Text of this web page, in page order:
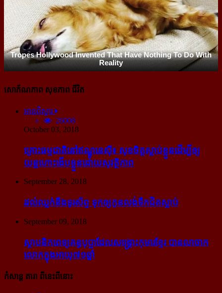
សោភ័ណភាព សុខភាព ជីវិត
អានពិស្ដារ
26008
October 03, 2018
គ្រោះធម្មជាតិនៅឥណ្ឌូនេស៊ី៖ សុខចិត្ត​ស្លាប់​ខ្លួន​ដើម្បី​ឲ្យ​
យន្ដហោះ​ងើប​ខ្លួន​ដោយ​សុវត្ថិភាព
September 28, 2018
រវល់​ឈ្លក់​នឹង​ទូរស័ព្ទ ទុក​ឲ្យ​កូន​លង់​ទឹក​ជិត​ស្លាប់
September 09, 2018
ស្ថាបនិក​ពេទ្យ​គន្ធបុប្ផា​ដែល​សង្គ្រោះ​កុមារ​ខ្មែរ​ បាន​លាចាក​
លោក​ក្នុង​អាយុ​៧១ឆ្នាំ
កំសាន្ដ តារា ពីនេះពីនោះ